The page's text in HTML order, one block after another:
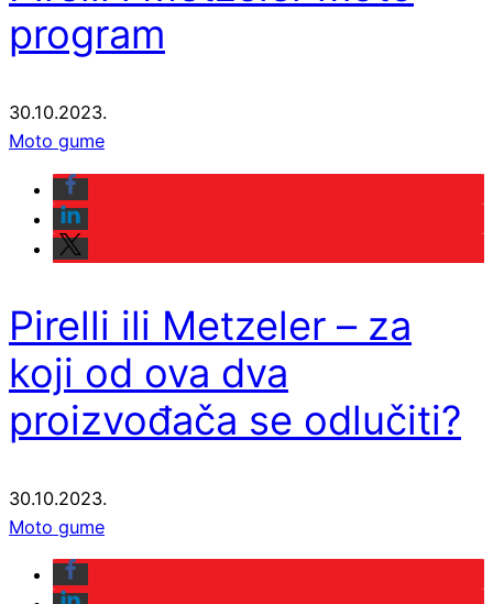
program
30.10.2023.
Moto gume
Pirelli ili Metzeler – za
koji od ova dva
proizvođača se odlučiti?
30.10.2023.
Moto gume